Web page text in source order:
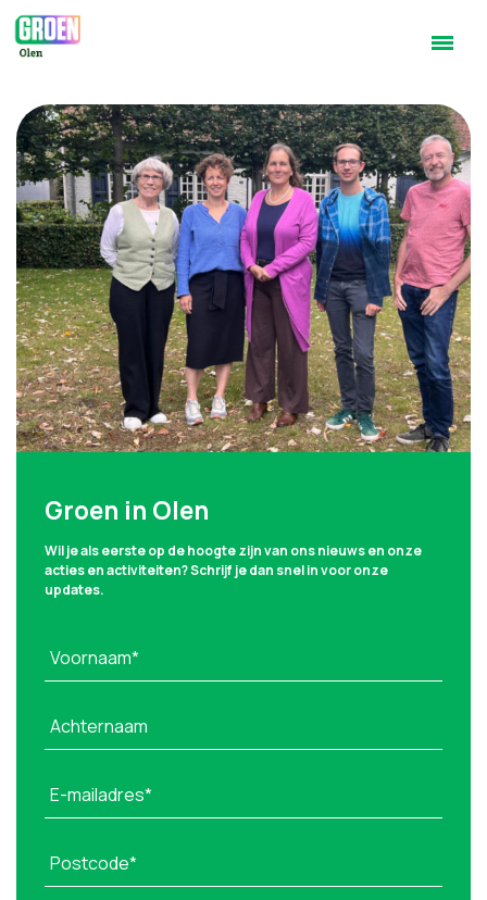
Groen in Olen
Wil je als eerste op de hoogte zijn van ons nieuws en onze
acties en activiteiten? Schrijf je dan snel in voor onze
updates.
Voornaam*
Achternaam
E-mailadres*
Postcode*